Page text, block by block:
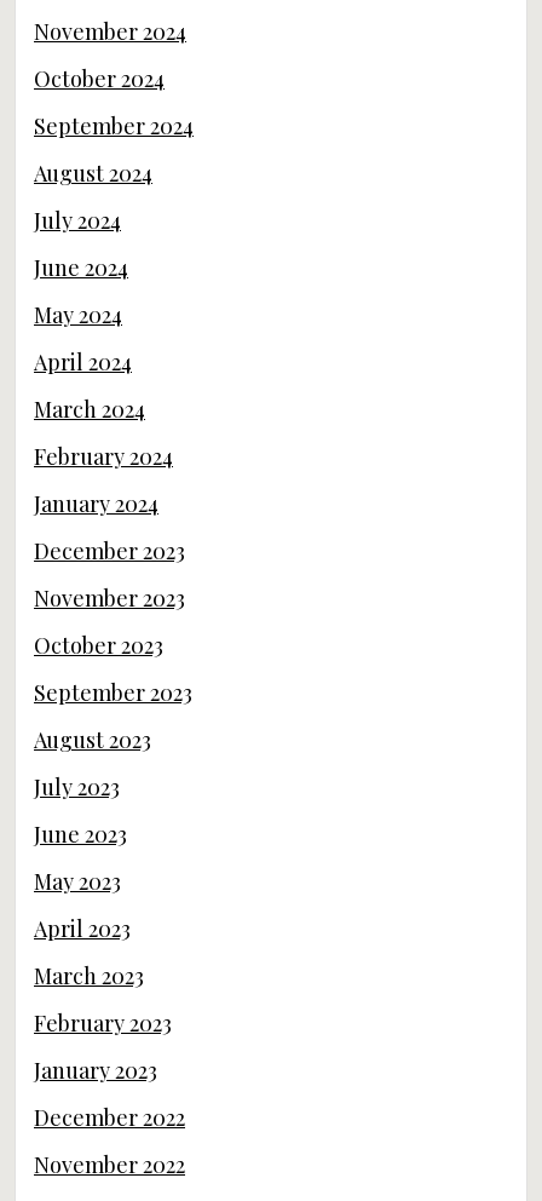
November 2024
October 2024
September 2024
August 2024
July 2024
June 2024
May 2024
April 2024
March 2024
February 2024
January 2024
December 2023
November 2023
October 2023
September 2023
August 2023
July 2023
June 2023
May 2023
April 2023
March 2023
February 2023
January 2023
December 2022
November 2022